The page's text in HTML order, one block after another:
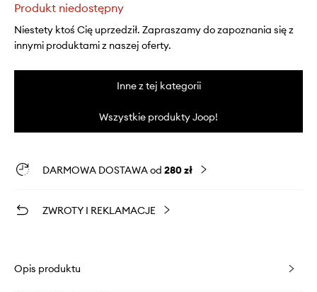
Produkt niedostępny
Niestety ktoś Cię uprzedził. Zapraszamy do zapoznania się z
innymi produktami z naszej oferty.
Inne z tej kategorii
Wszystkie produkty Joop!
DARMOWA DOSTAWA od 280 zł
ZWROTY I REKLAMACJE
Opis produktu